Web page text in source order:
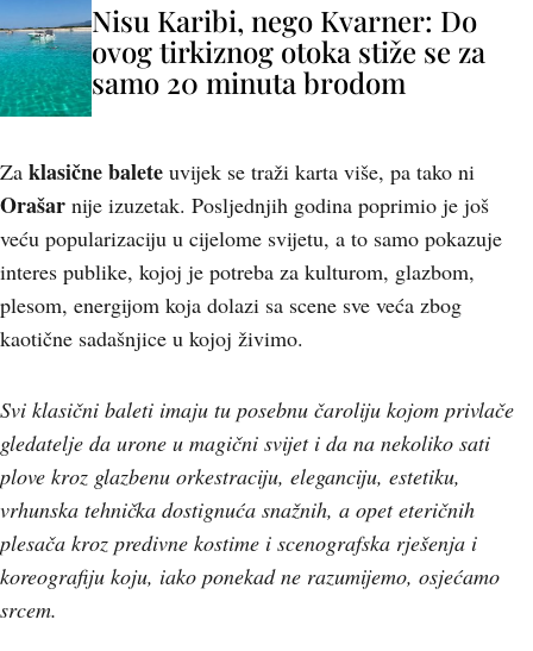
Nisu Karibi, nego Kvarner: Do
ovog tirkiznog otoka stiže se za
samo 20 minuta brodom
Za klasične balete uvijek se traži karta više, pa tako ni
Orašar nije izuzetak. Posljednjih godina poprimio je još
veću popularizaciju u cijelome svijetu, a to samo pokazuje
interes publike, kojoj je potreba za kulturom, glazbom,
plesom, energijom koja dolazi sa scene sve veća zbog
kaotične sadašnjice u kojoj živimo.
Svi klasični baleti imaju tu posebnu čaroliju kojom privlače
gledatelje da urone u magični svijet i da na nekoliko sati
plove kroz glazbenu orkestraciju, eleganciju, estetiku,
vrhunska tehnička dostignuća snažnih, a opet eteričnih
plesača kroz predivne kostime i scenografska rješenja i
koreografiju koju, iako ponekad ne razumijemo, osjećamo
srcem.